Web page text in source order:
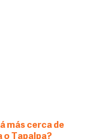
más cerca de
o Tapalpa?